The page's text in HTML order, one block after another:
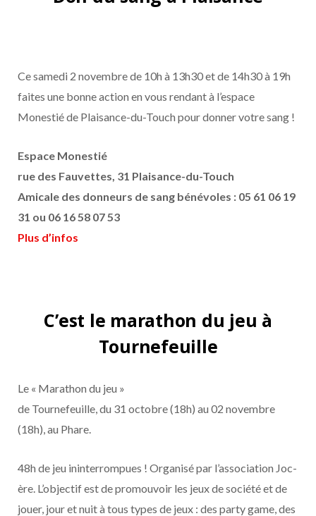
Ce samedi 2 novembre de 10h à 13h30 et de 14h30 à 19h
faites une bonne action en vous rendant à l’espace
Monestié de Plaisance-du-Touch pour donner votre sang !
Espace Monestié
rue des Fauvettes, 31 Plaisance-du-Touch
Amicale des donneurs de sang bénévoles : 05 61 06 19
31 ou 06 16 58 07 53
Plus d’infos
C’est le marathon du jeu à
Tournefeuille
Le « Marathon du jeu »
de Tournefeuille, du 31 octobre (18h) au 02 novembre
(18h), au Phare.
48h de jeu ininterrompues ! Organisé par l’association Joc-
ère. L’objectif est de promouvoir les jeux de société et de
jouer, jour et nuit à tous types de jeux : des party game, des